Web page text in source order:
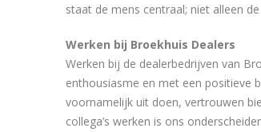
staat de mens centraal; niet alleen
Werken bij Broekhuis Dealers
Werken bij de dealerbedrijven van
enthousiasme en met een positieve
voornamelijk uit doen, vertrouwen
collega’s werken is ons